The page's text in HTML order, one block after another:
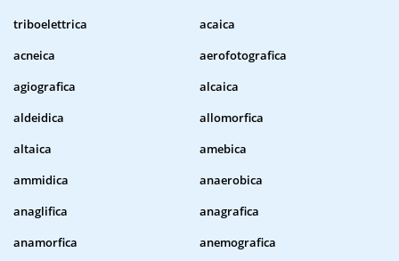
triboelettrica
acaica
acneica
aerofotografica
agiografica
alcaica
aldeidica
allomorfica
altaica
amebica
ammidica
anaerobica
anaglifica
anagrafica
anamorfica
anemografica